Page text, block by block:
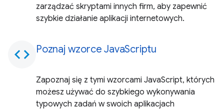
zarządzać skryptami innych firm, aby zapewnić
szybkie działanie aplikacji internetowych.
code Poznaj wzorce JavaScriptu
Zapoznaj się z tymi wzorcami JavaScript, których
możesz używać do szybkiego wykonywania
typowych zadań w swoich aplikacjach